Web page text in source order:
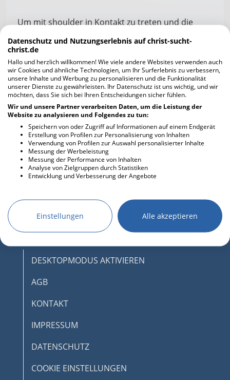
Um mit shoulder in Kontakt zu treten und die
registrieren. Die Anmeldung geht schnell und ist
unverbindlich und kostenlos.
Jetzt kostenlos registrieren
Ich habe bereits einen Account
DESKTOPMODUS AKTIVIEREN
AGB
KONTAKT
IMPRESSUM
DATENSCHUTZ
COOKIE EINSTELLUNGEN
Datenschutz und Nutzungserlebnis auf christ-sucht-
christ.de
Hallo und herzlich willkommen! Wie viele andere Websites verwenden auch
wir Cookies und ähnliche Technologien, um Ihr Surferlebnis zu verbessern,
unsere Inhalte und Werbung zu personalisieren und die Funktionalität
unserer Dienste zu gewährleisten. Ihr Datenschutz ist uns wichtig, und wir
möchten, dass Sie sich bei Ihren Entscheidungen sicher fühlen.
Wir und unsere Partner verarbeiten Daten, um die Leistung der
Website zu analysieren und Folgendes zu tun:
Speichern von oder Zugriff auf Informationen auf einem Endgerät
Erstellung von Profilen zur Personalisierung von Inhalten
Verwendung von Profilen zur Auswahl personalisierter Inhalte
Messung der Werbeleistung
Messung der Performance von Inhalten
Analyse von Zielgruppen durch Statistiken
Entwicklung und Verbesserung der Angebote
Einstellungen Alle akzeptieren